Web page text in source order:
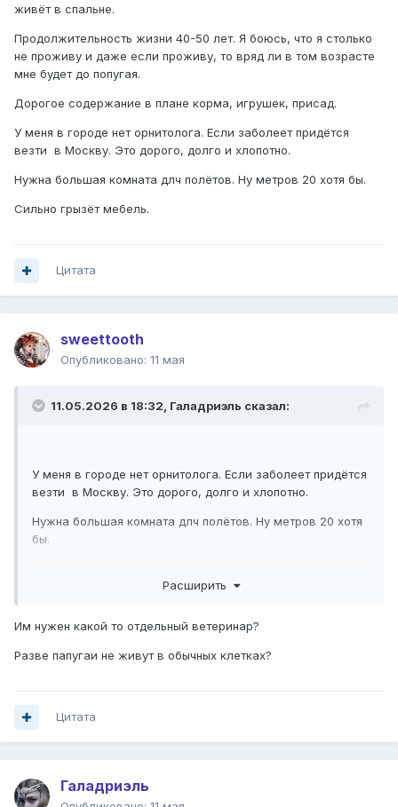
живёт в спальне.
Продолжительность жизни 40-50 лет. Я боюсь, что я столько
не проживу и даже если проживу, то вряд ли в том возрасте
мне будет до попугая.
Дорогое содержание в плане корма, игрушек, присад.
У меня в городе нет орнитолога. Если заболеет придётся
везти в Москву. Это дорого, долго и хлопотно.
Нужна большая комната длч полётов. Ну метров 20 хотя бы.
Сильно грызёт мебель.
Цитата
sweettooth
Опубликовано: 11 мая
11.05.2026 в 18:32, Галадриэль сказал:
У меня в городе нет орнитолога. Если заболеет придётся
везти в Москву. Это дорого, долго и хлопотно.
Нужна большая комната длч полётов. Ну метров 20 хотя
бы.
Расширить
Им нужен какой то отдельный ветеринар?
Разве папугаи не живут в обычных клетках?
Цитата
Галадриэль